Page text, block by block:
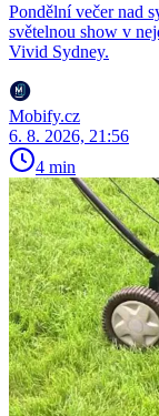
Pondělní večer nad
světelnou show v
Vivid Sydney.
Mobify.cz
6. 8. 2026, 21:56
4 min